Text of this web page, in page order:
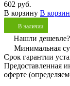
602 руб.
В корзину В
В наличии
Нашли дешевле?
Минимальная
Срок гарантии
Предоставленная
оферте